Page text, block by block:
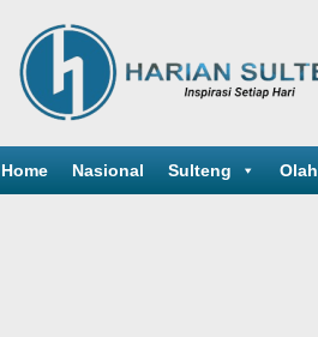
Home Nasional Sulteng